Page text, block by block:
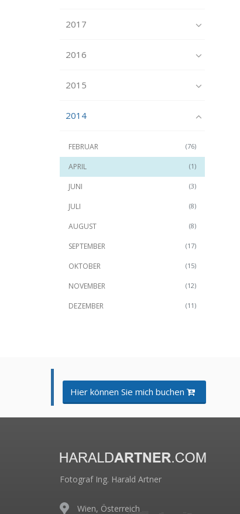
2017
2016
2015
2014
(76)
FEBRUAR
(1)
APRIL
(3)
JUNI
(8)
JULI
(8)
AUGUST
(17)
SEPTEMBER
(15)
OKTOBER
(12)
NOVEMBER
(11)
DEZEMBER
Hier können Sie mich buchen
Fotograf Ing. Harald Artner
Wien, Österreich